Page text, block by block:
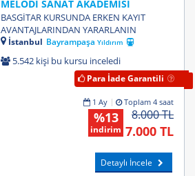
MELODİ SANAT AKADEMİSİ
BASGİTAR KURSUNDA ERKEN KAYIT
AVANTAJLARINDAN YARARLANIN
İstanbul BayrampaşaYıldırım
5.542 kişi bu kursu inceledi
Para İade Garantili
1 Ay Toplam 4 saat
8.000 TL
7.000 TL
%13
indirim
Detaylı İncele